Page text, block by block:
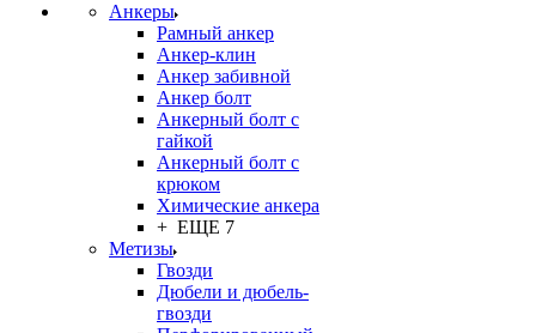
Анкеры
Рамный анкер
Анкер-клин
Анкер забивной
Анкер болт
Анкерный болт с
гайкой
Анкерный болт с
крюком
Химические анкера
+ ЕЩЕ 7
Метизы
Гвозди
Дюбели и дюбель-
гвозди